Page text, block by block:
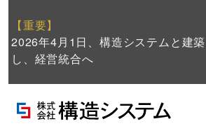
【重要】
2026年4月1日、構造システムと建
し、経営統合へ